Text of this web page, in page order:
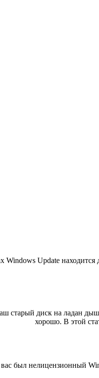
Windows Update
старый диск на ладан
хорошо. В этой
был нелицензионный